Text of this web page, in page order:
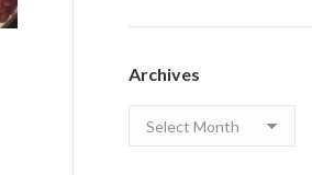
Archives
Archives